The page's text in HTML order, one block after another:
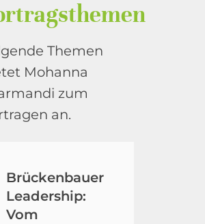
Themen
Mohanna
zum
an.
Brückenbauer
Leadership:
Vom